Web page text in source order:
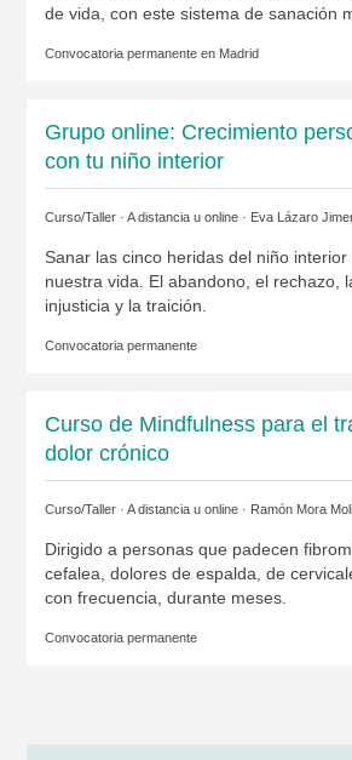
de vida, con este sistema de sanación
Convocatoria permanente en Madrid
Grupo online: Crecimiento
con tu niño interior
Curso/Taller · A distancia u online · Eva Lázaro
Sanar las cinco heridas del niño
nuestra vida. El abandono, el rechazo,
injusticia y la traición.
Convocatoria permanente
Curso de Mindfulness para el
dolor crónico
Curso/Taller · A distancia u online · Ramón Mora
Dirigido a personas que padecen
cefalea, dolores de espalda, de
con frecuencia, durante meses.
Convocatoria permanente